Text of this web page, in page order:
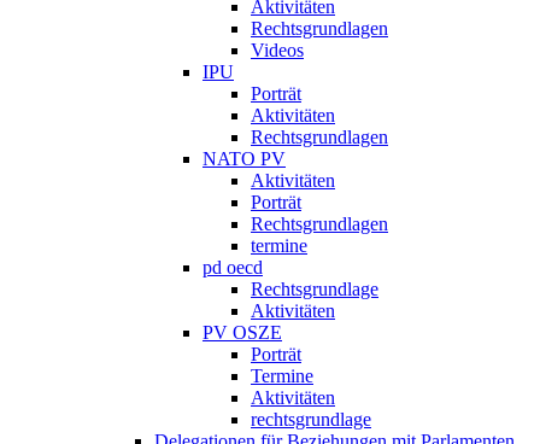
Aktivitäten
Rechtsgrundlagen
Videos
IPU
Porträt
Aktivitäten
Rechtsgrundlagen
NATO PV
Aktivitäten
Porträt
Rechtsgrundlagen
termine
pd oecd
Rechtsgrundlage
Aktivitäten
PV OSZE
Porträt
Termine
Aktivitäten
rechtsgrundlage